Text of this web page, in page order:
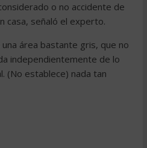
o no accidente de
casa, señaló el experto.
área bastante gris, que no
independientemente de lo
(No establece) nada tan